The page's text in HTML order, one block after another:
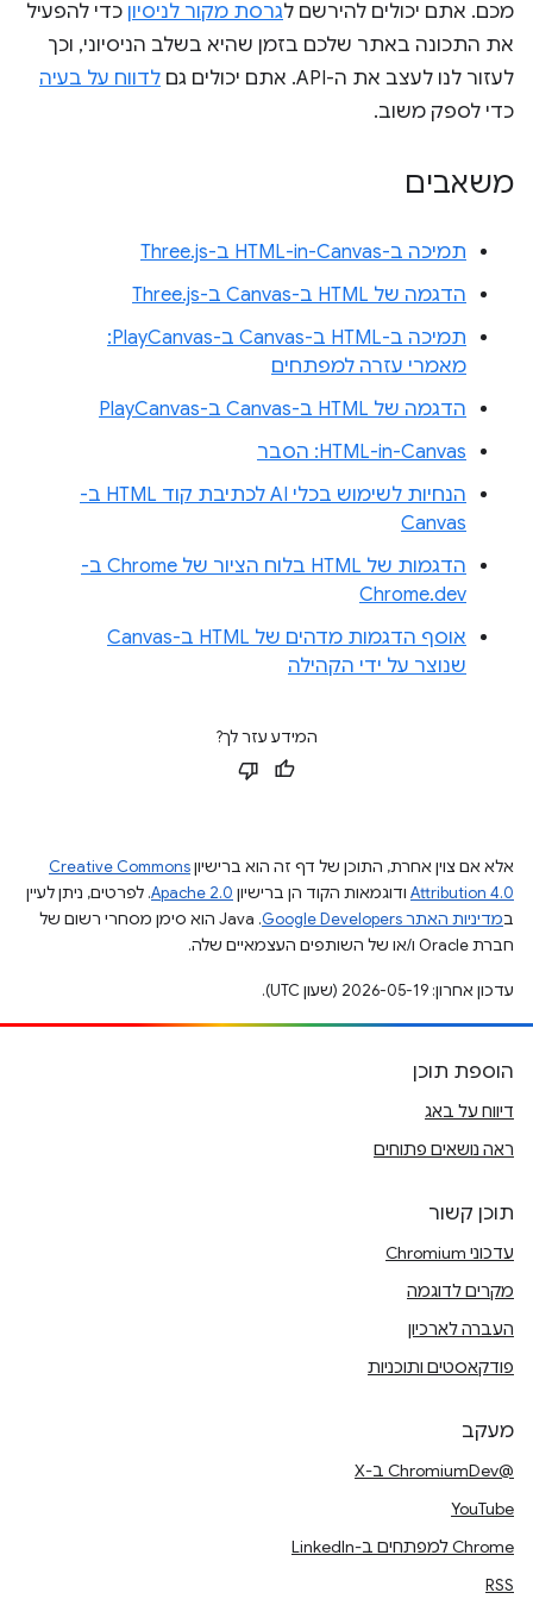
מכם. אתם יכולים להירשם לגרסת מקור לניסיון כדי להפעיל
את התכונה באתר שלכם בזמן שהיא בשלב הניסיוני, וכך
לעזור לנו לעצב את ה-API. אתם יכולים גם
לדווח על בעיה
כדי לספק משוב.
משאבים
תמיכה ב-HTML-in-Canvas ב-Three.js
הדגמה של HTML ב-Canvas ב-Three.js
תמיכה ב-HTML ב-Canvas ב-PlayCanvas:
מאמרי עזרה למפתחים
הדגמה של HTML ב-Canvas ב-PlayCanvas
HTML-in-Canvas: הסבר
הנחיות לשימוש בכלי AI לכתיבת קוד HTML ב-
Canvas
הדגמות של HTML בלוח הציור של Chrome ב-
Chrome.dev
אוסף הדגמות מדהים של HTML ב-Canvas
שנוצר על ידי הקהילה
המידע עזר לך?
אלא אם צוין אחרת, התוכן של דף זה הוא ברישיוןCreative Commons
Attribution 4.0 ודוגמאות הקוד הן ברישיון Apache 2.0. לפרטים, ניתן לעיין
במדיניות האתר Google Developers‏
.‏ Java הוא סימן מסחרי רשום של
חברת Oracle ו/או של השותפים העצמאיים שלה.
עדכון אחרון: 2026-05-19 (שעון UTC).
הוספת תוכן
דיווח על באג
ראה נושאים פתוחים
תוכן קשור
עדכוני Chromium
מקרים לדוגמה
העברה לארכיון
פודקאסטים ותוכניות
מעקב
@ChromiumDev ב-X
YouTube
Chrome למפתחים ב-LinkedIn
RSS